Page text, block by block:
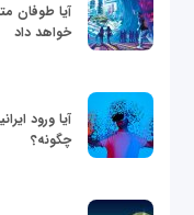
آیا طوفان
خواهد داد
آیا ورود
چگونه؟